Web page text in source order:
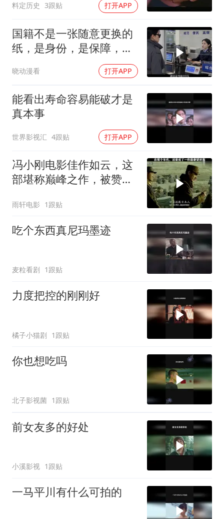
料定历史 3跟贴 打开APP
国籍不是一张随意更换的
纸，是身份，是保障，是
晓动漫看 打开APP
能看出寿命容易能破才是
真本事
世界影视汇 4跟贴 打开APP
冯小刚电影佳作如云，这
部堪称巅峰之作，被赞最
雨轩电影 1跟贴
吃个东西真尼玛墨迹
麦粒看剧 1跟贴
力度把控的刚刚好
橘子小猫剧 1跟贴
你也想吃吗
北子影视菌 1跟贴
前女友多的好处
小溪影视 1跟贴
一马平川有什么可拍的